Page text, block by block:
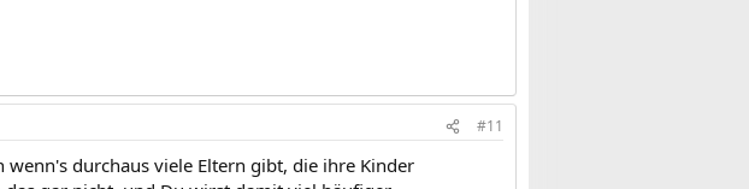
#11
durchaus viele Eltern gibt, die ihre Kinder